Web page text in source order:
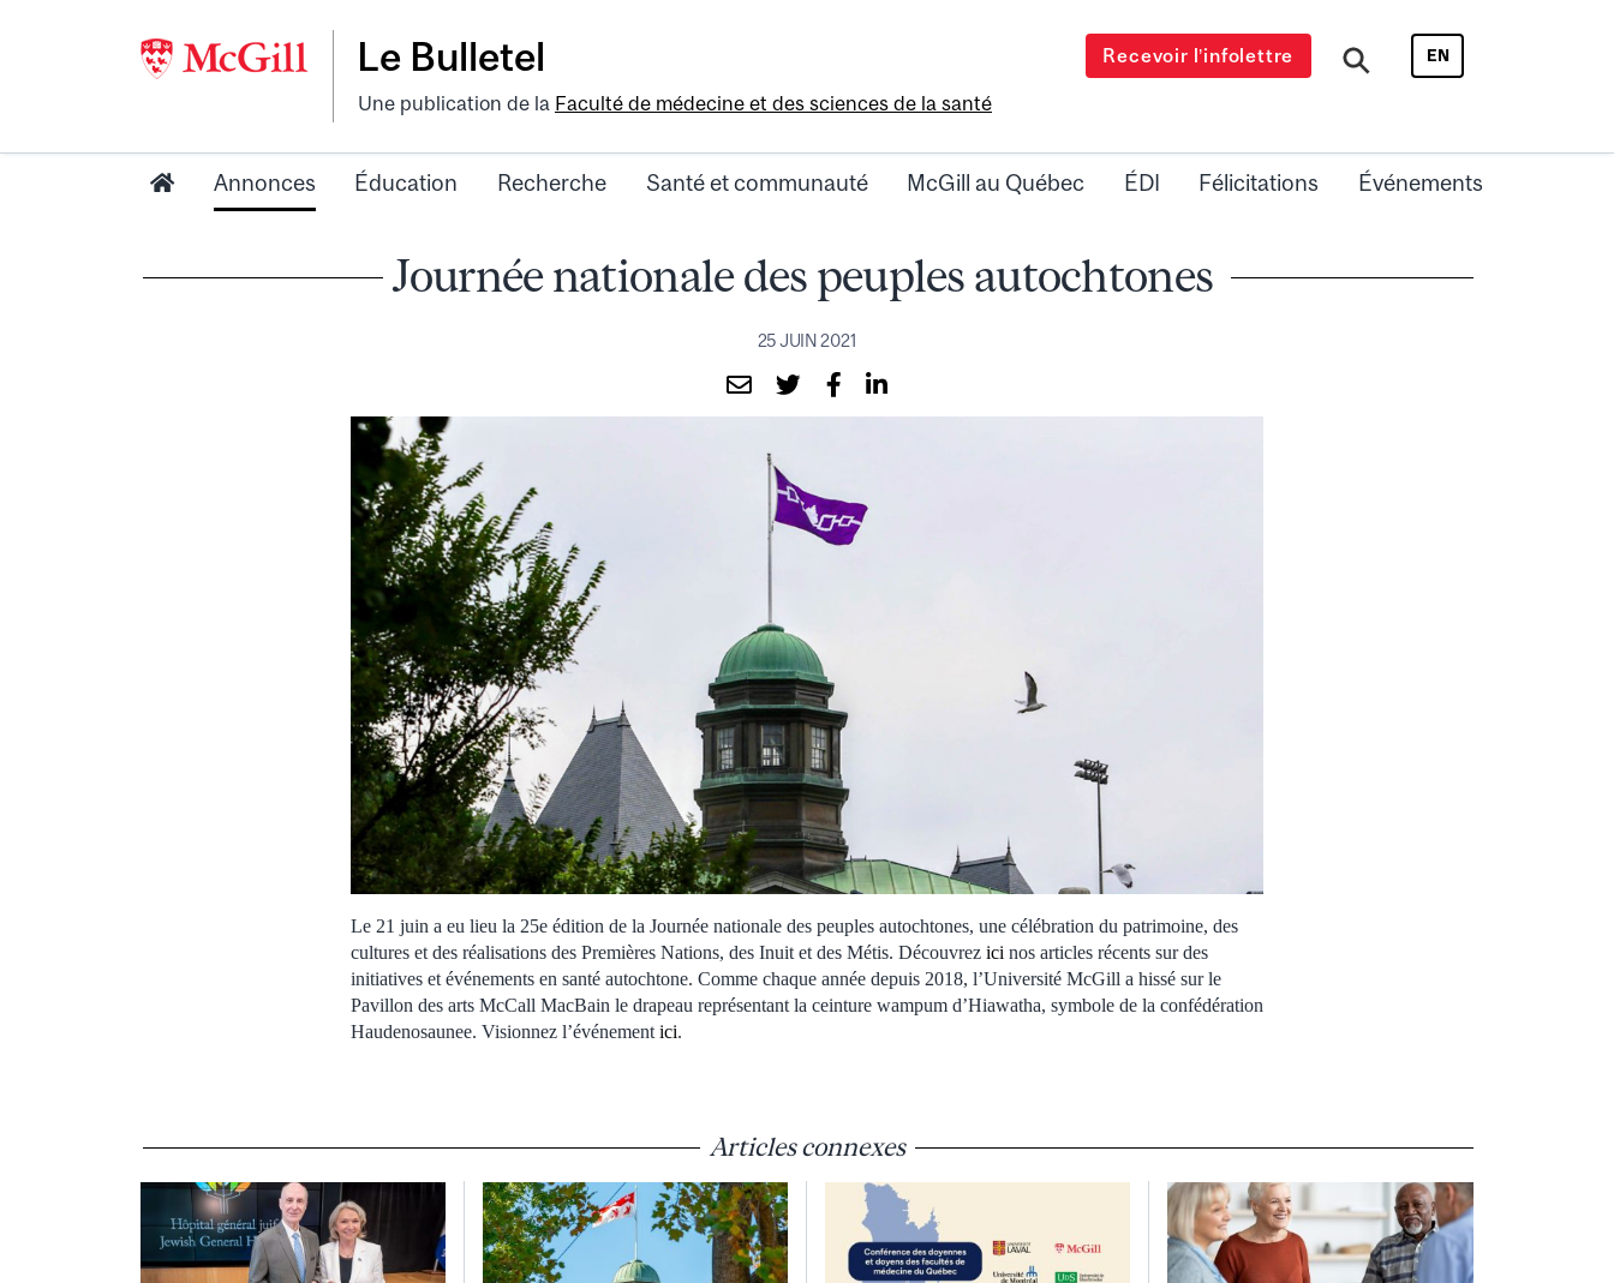
Le Bulletel
Une publication de la Faculté de médecine et des sciences de la santé
Recevoir l’infolettre EN
Annonces Éducation Recherche Santé et communauté McGill au Québec ÉDI Félicitations Événements
Journée nationale des peuples autochtones
25 JUIN 2021
Le 21 juin a eu lieu la 25e édition de la Journée nationale des peuples autochtones, une célébration du patrimoine, des
cultures et des réalisations des Premières Nations, des Inuit et des Métis. Découvrez ici nos articles récents sur des
initiatives et événements en santé autochtone. Comme chaque année depuis 2018, l’Université McGill a hissé sur le
Pavillon des arts McCall MacBain le drapeau représentant la ceinture wampum d’Hiawatha, symbole de la confédération
Haudenosaunee. Visionnez l’événement ici.
Articles connexes